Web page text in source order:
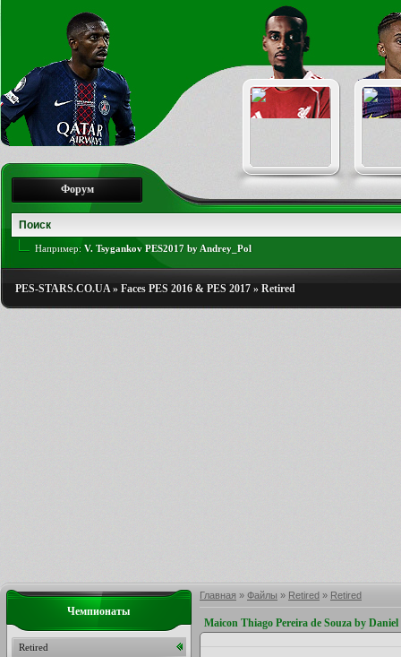
Форум
Например: V. Tsygankov PES2017 by Andrey_Pol
PES-STARS.CO.UA» Faces PES 2016 & PES 2017 » Retired
Главная » Файлы » Retired » Retired
Maicon Thiago Pereira de Souza by Daniel
Чемпионаты
Retired